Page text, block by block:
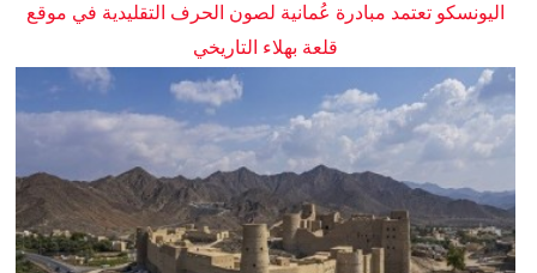
اليونسكو تعتمد مبادرة عُمانية لصون الحرف التقليدية في موقع
قلعة بهلاء التاريخي